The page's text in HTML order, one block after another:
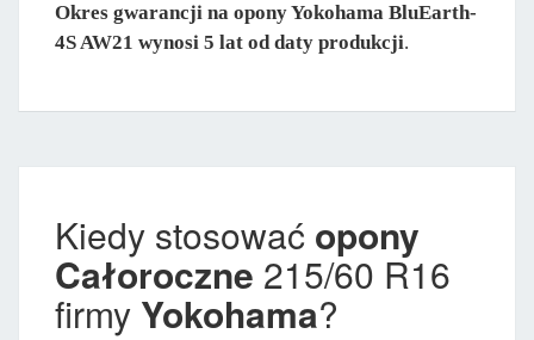
Okres gwarancji na opony Yokohama BluEarth-
4S AW21 wynosi 5 lat od daty produkcji.
Kiedy stosować opony
Całoroczne 215/60 R16
firmy Yokohama?